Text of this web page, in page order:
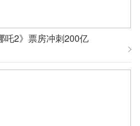
吒2》票房冲刺200亿